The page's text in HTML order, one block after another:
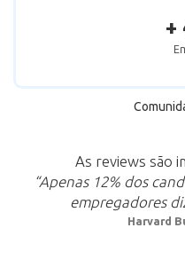
+
As reviews são
“Apenas 12% dos
empregadores
Harvard